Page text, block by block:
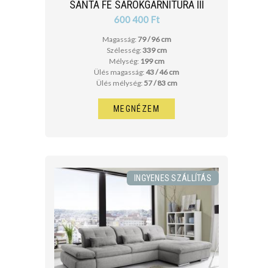
SANTA FE SAROKGARNITÚRA III
600 400 Ft
Magasság: 79 / 96 cm
Szélesség: 339 cm
Mélység: 199 cm
Ülés magasság: 43 / 46 cm
Ülés mélység: 57 / 83 cm
MEGNÉZEM
INGYENES SZÁLLÍTÁS